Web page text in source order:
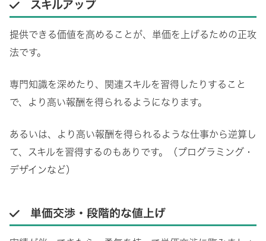
スキルアップ
提供できる価値を高めることが、単価を上げるための正攻
法です。
専門知識を深めたり、関連スキルを習得したりすること
で、より高い報酬を得られるようになります。
あるいは、より高い報酬を得られるような仕事から逆算し
て、スキルを習得するのもありです。（プログラミング・
デザインなど）
単価交渉・段階的な値上げ